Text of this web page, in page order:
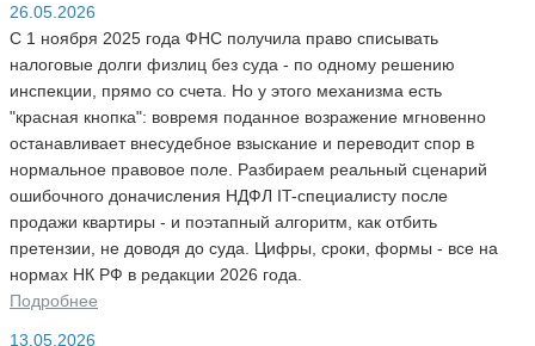
26.05.2026
С 1 ноября 2025 года ФНС получила право списывать
налоговые долги физлиц без суда - по одному решению
инспекции, прямо со счета. Но у этого механизма есть
"красная кнопка": вовремя поданное возражение мгновенно
останавливает внесудебное взыскание и переводит спор в
нормальное правовое поле. Разбираем реальный сценарий
ошибочного доначисления НДФЛ IT-специалисту после
продажи квартиры - и поэтапный алгоритм, как отбить
претензии, не доводя до суда. Цифры, сроки, формы - все на
нормах НК РФ в редакции 2026 года.
Подробнее
13.05.2026